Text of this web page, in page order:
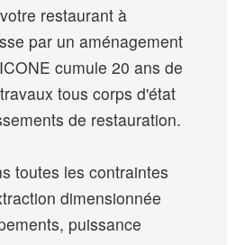
restaurant à
par un aménagement
cumule 20 ans de
tous corps d'état
de restauration.
toutes les contraintes
dimensionnée
puissance